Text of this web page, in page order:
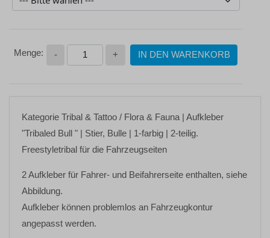
- + IN DEN WARENKORB
Kategorie Tribal & Tattoo / Flora & Fauna | Aufkleber
"Tribaled Bull " | Stier, Bulle | 1-farbig | 2-teilig.
Freestyletribal für die Fahrzeugseiten
2 Aufkleber für Fahrer- und Beifahrerseite enthalten, siehe
Abbildung.
Aufkleber können problemlos an Fahrzeugkontur
angepasst werden.